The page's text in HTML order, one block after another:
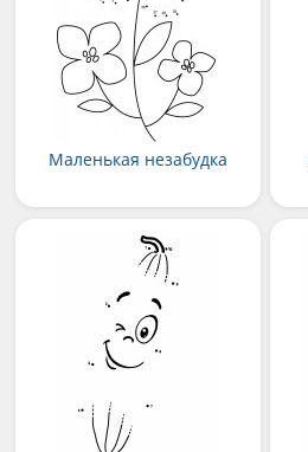
Маленькая незабудка